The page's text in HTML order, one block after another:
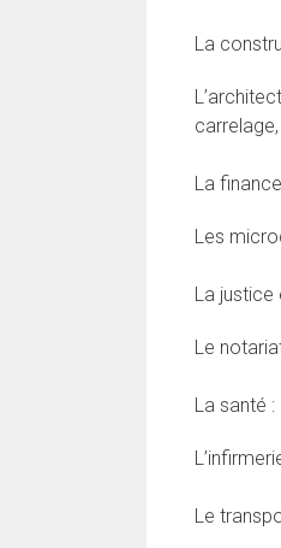
La
La
Les
La justice
Le
La santé :
Le